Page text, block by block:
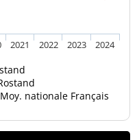
Moy. nationale Français
2021 2022 2023 2024